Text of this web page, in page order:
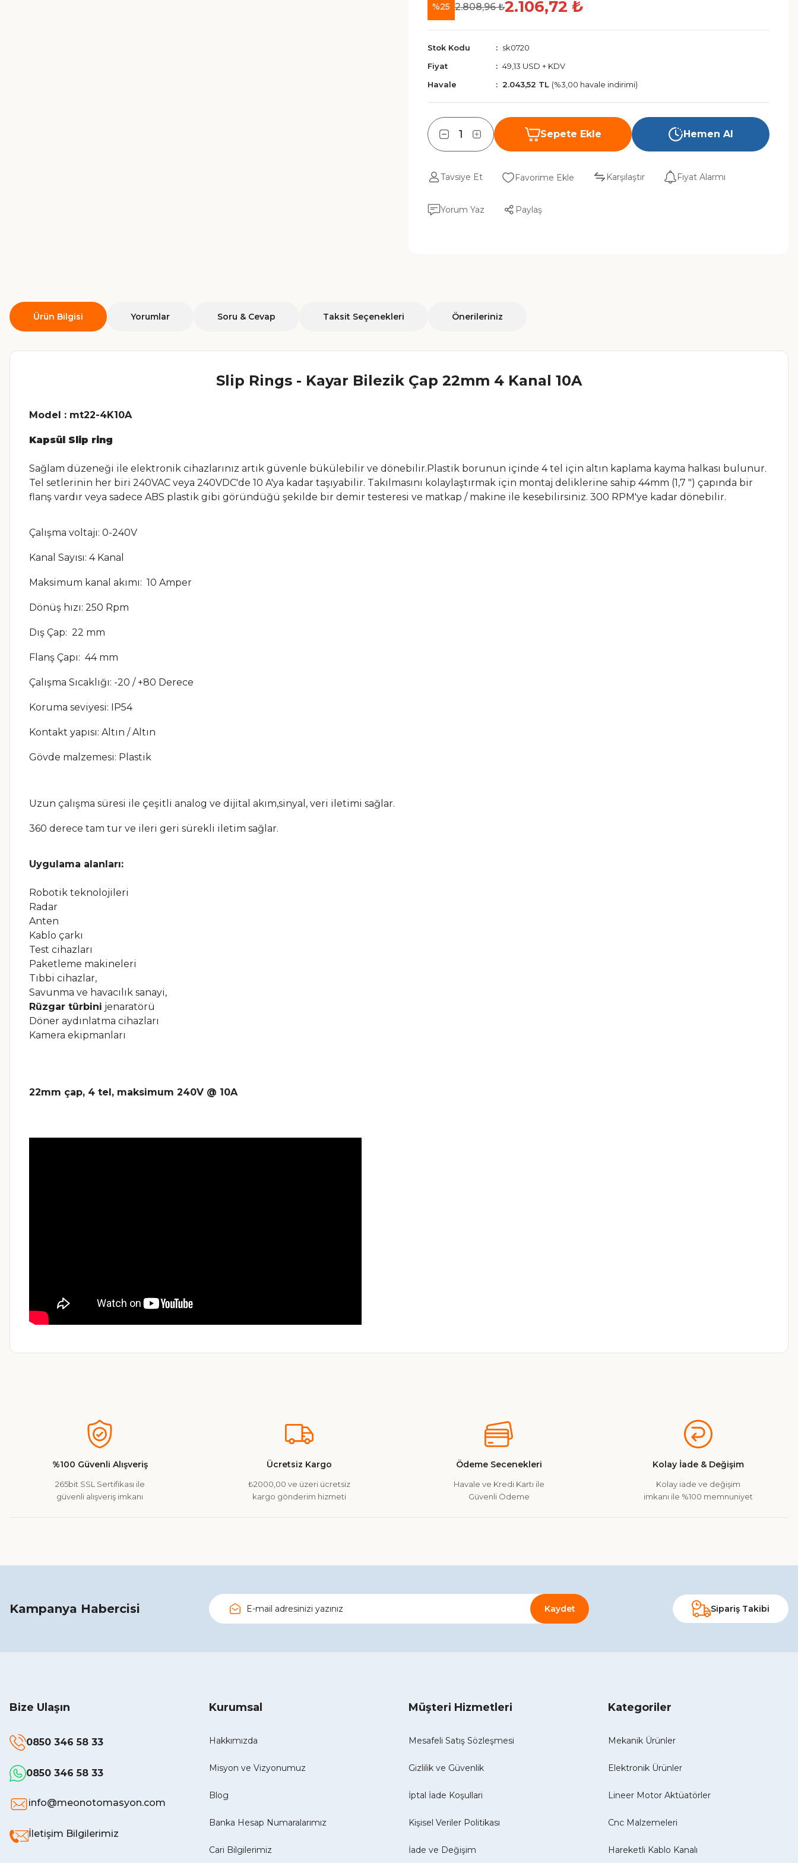
%25 2.808,96 ₺2.106,72 ₺
Stok Kodu
sk0720
Fiyat
49,13 USD + KDV
Havale
2.043,52 TL (%3,00 havale indirimi)
Sepete Ekle Hemen Al
Tavsiye Et Karşılaştır Fiyat Alarmı
Yorum Yaz Paylaş
Ürün Bilgisi Yorumlar Soru & Cevap Taksit Seçenekleri Önerileriniz
Slip Rings - Kayar Bilezik Çap 22mm 4 Kanal 10A
Model : mt22-4K10A
Kapsül Slip ring
Sağlam düzeneği ile elektronik cihazlarınız artık güvenle bükülebilir ve dönebilir.Plastik borunun içinde 4 tel için altın kaplama kayma halkası bulunur.
Tel setlerinin her biri 240VAC veya 240VDC'de 10 A'ya kadar taşıyabilir. Takılmasını kolaylaştırmak için montaj deliklerine sahip 44mm (1,7 ") çapında bir
flanş vardır veya sadece ABS plastik gibi göründüğü şekilde bir demir testeresi ve matkap / makine ile kesebilirsiniz. 300 RPM'ye kadar dönebilir.
Çalışma voltajı: 0-240V
Kanal Sayısı: 4 Kanal
Maksimum kanal akımı: 10 Amper
Dönüş hızı: 250 Rpm
Dış Çap: 22 mm
Flanş Çapı: 44 mm
Çalışma Sıcaklığı: -20 / +80 Derece
Koruma seviyesi: IP54
Kontakt yapısı: Altın / Altın
Gövde malzemesi: Plastik
Uzun çalışma süresi ile çeşitli analog ve dijital akım,sinyal, veri iletimi sağlar.
360 derece tam tur ve ileri geri sürekli iletim sağlar.
Uygulama alanları:
Robotik teknolojileri
Radar
Anten
Kablo çarkı
Test cihazları
Paketleme makineleri
Tıbbi cihazlar,
Savunma ve havacılık sanayi,
Rüzgar türbini jenaratörü
Döner aydınlatma cihazları
Kamera ekipmanları
22mm çap, 4 tel, maksimum 240V @ 10A
Ürün resmi kalitesiz, bozuk veya görüntülenemiyor.
Ürün bilgilerinde hatalar bulunuyor.
Ürün fiyatı diğer sitelerden daha pahalı.
%100 Güvenli Alışveriş
265bit SSL Sertifikası ile
güvenli alışveriş imkanı
Ücretsiz Kargo
₺2000,00 ve üzeri ücretsiz
kargo gönderim hizmeti
Ödeme Secenekleri
Havale ve Kredi Kartı ile
Güvenli Ödeme
Kolay İade & Değişim
Kolay iade ve değişim
imkanı ile %100 memnuniyet
Kampanya Habercisi Kaydet Sipariş Takibi
Bize Ulaşın
0850 346 58 33
0850 346 58 33
info@meonotomasyon.com
İletişim Bilgilerimiz
Kurumsal
Hakkımızda
Misyon ve Vizyonumuz
Blog
Banka Hesap Numaralarımız
Cari Bilgilerimiz
Müşteri Hizmetleri
Mesafeli Satış Sözleşmesi
Gizlilik ve Güvenlik
İptal İade Koşullari
Kişisel Veriler Politikası
İade ve Değişim
Kategoriler
Mekanik Ürünler
Elektronik Ürünler
Lineer Motor Aktüatörler
Cnc Malzemeleri
Hareketli Kablo Kanalı